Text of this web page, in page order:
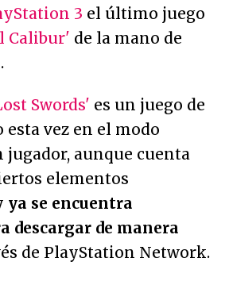
3 el último juego
Calibur' de la mano de
.
Swords' es un juego de
vez en el modo
aunque cuenta
elementos
ya se encuentra
descargar de manera
de PlayStation Network.